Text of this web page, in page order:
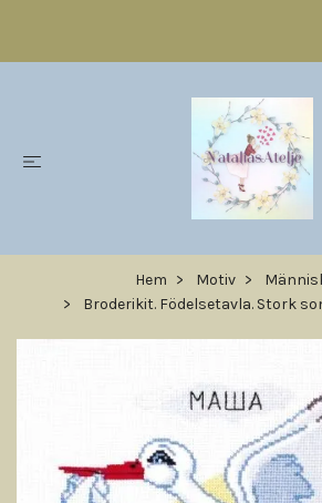
Hem Motiv
Broderikit. Födelsetavla. Stork